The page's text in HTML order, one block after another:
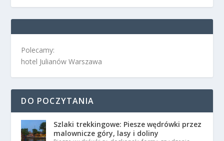
Polecamy:
hotel Julianów Warszawa
DO POCZYTANIA
Szlaki trekkingowe: Piesze wędrówki przez
malownicze góry, lasy i doliny